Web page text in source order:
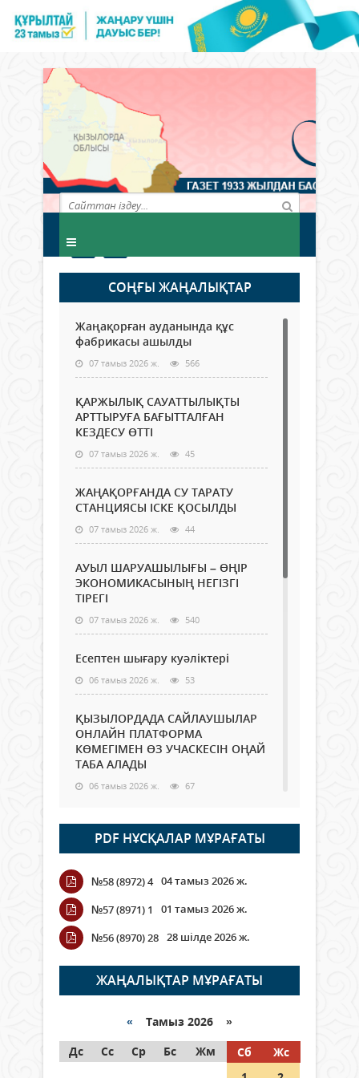
СОҢҒЫ ЖАҢАЛЫҚТАР
Жаңақорған ауданында құс
фабрикасы ашылды
07 тамыз 2026 ж. 566
ҚАРЖЫЛЫҚ САУАТТЫЛЫҚТЫ
АРТТЫРУҒА БАҒЫТТАЛҒАН
КЕЗДЕСУ ӨТТІ
07 тамыз 2026 ж. 45
ЖАҢАҚОРҒАНДА СУ ТАРАТУ
СТАНЦИЯСЫ ІСКЕ ҚОСЫЛДЫ
07 тамыз 2026 ж. 44
АУЫЛ ШАРУАШЫЛЫҒЫ – ӨҢІР
ЭКОНОМИКАСЫНЫҢ НЕГІЗГІ
ТІРЕГІ
07 тамыз 2026 ж. 540
Есептен шығару куәліктері
06 тамыз 2026 ж. 53
ҚЫЗЫЛОРДАДА САЙЛАУШЫЛАР
ОНЛАЙН ПЛАТФОРМА
КӨМЕГІМЕН ӨЗ УЧАСКЕСІН ОҢАЙ
ТАБА АЛАДЫ
06 тамыз 2026 ж. 67
Open Air: Қызылорда облысы
полиция департаменті 20
мыңнан астам көрерменнің
қауіпсіздігін қамтамасыз етті
06 тамыз 2026 ж.
Wi-Fi ҚАБЫРҒА АРҚЫЛЫ ҚАЛАЙ
ӨТЕДІ?
06 тамыз 2026 ж. 251
граждане Казахстана,
05 тамыз 2026 ж. 122
PDF НҰСҚАЛАР МҰРАҒАТЫ
№58 (8972) 4 04 тамыз 2026 ж.
№57 (8971) 1
01 тамыз 2026 ж.
№56 (8970) 28 28 шілде 2026 ж.
ЖАҢАЛЫҚТАР МҰРАҒАТЫ
« Тамыз 2026 »
Дс
Сс Ср Бс Жм Сб
Жс